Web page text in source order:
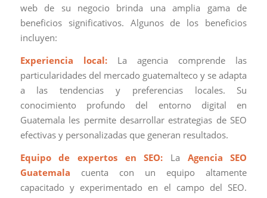
web de su negocio brinda una amplia gama de
beneficios significativos. Algunos de los beneficios
incluyen:
Experiencia local:La agencia comprende las
particularidades del mercado guatemalteco y se adapta
a las tendencias y preferencias locales. Su
conocimiento profundo del entorno digital en
Guatemala les permite desarrollar estrategias de SEO
efectivas y personalizadas que generan resultados.
Equipo de expertos en SEO: La Agencia SEO
Guatemala cuenta con un equipo altamente
capacitado y experimentado en el campo del SEO.